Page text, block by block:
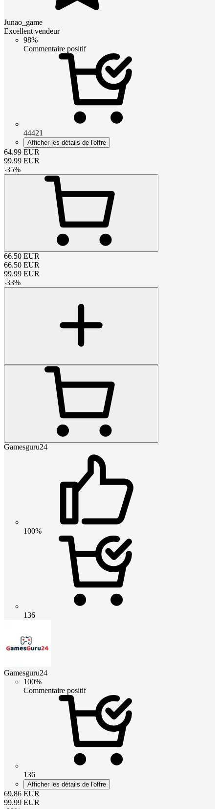
Junao_game
Excellent vendeur
98%
Commentaire positif
44421
Afficher les détails de l'offre
64.99 EUR
99.99 EUR
-35%
66.50 EUR
66.50 EUR
99.99 EUR
-33%
Gamesguru24
100%
136
Gamesguru24
100%
Commentaire positif
136
Afficher les détails de l'offre
69.86 EUR
99.99 EUR